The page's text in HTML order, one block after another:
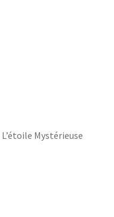
Mystérieuse